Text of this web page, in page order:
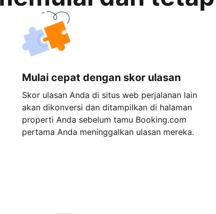
Mulai cepat dengan skor ulasan
Skor ulasan Anda di situs web perjalanan lain
akan dikonversi dan ditampilkan di halaman
properti Anda sebelum tamu Booking.com
pertama Anda meninggalkan ulasan mereka.